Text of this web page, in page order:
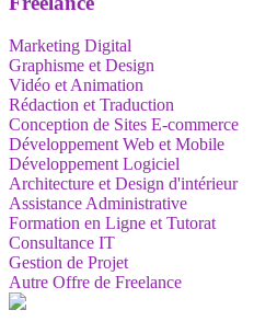
Marketing Digital
Graphisme et Design
Vidéo et Animation
Rédaction et Traduction
Conception de Sites E-commerce
Développement Web et Mobile
Développement Logiciel
Architecture et Design d'intérieur
Assistance Administrative
Formation en Ligne et Tutorat
Consultance IT
Gestion de Projet
Autre Offre de Freelance